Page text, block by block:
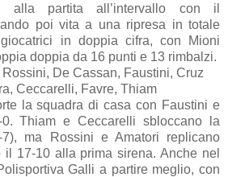
alla partita all’intervallo con il
poi vita a una ripresa in totale
in doppia cifra, con Mioni
doppia da 16 punti e 13 rimbalzi.
De Cassan, Faustini, Cruz
Ceccarelli, Favre, Thiam
la squadra di casa con Faustini e
Thiam e Ceccarelli sbloccano la
ma Rossini e Amatori replicano
il 17-10 alla prima sirena. Anche nel
Galli a partire meglio, con